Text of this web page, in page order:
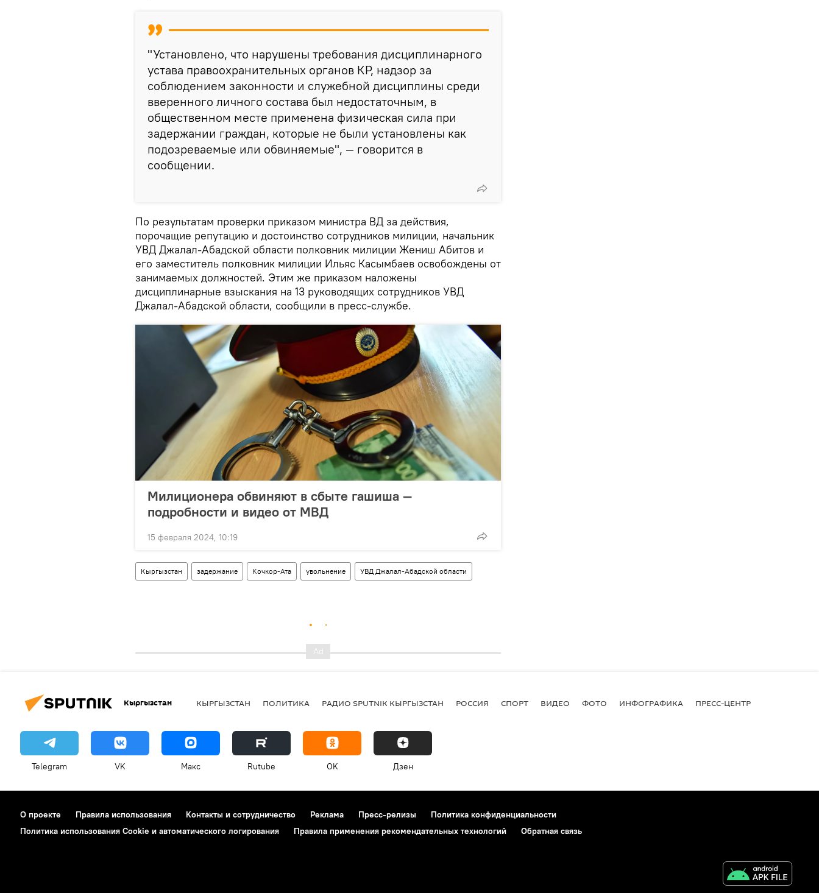
"Установлено, что нарушены требования дисциплинарного
устава правоохранительных органов КР, надзор за
соблюдением законности и служебной дисциплины среди
вверенного личного состава был недостаточным, в
общественном месте применена физическая сила при
задержании граждан, которые не были установлены как
подозреваемые или обвиняемые", — говорится в
сообщении.
По результатам проверки приказом министра ВД за действия,
порочащие репутацию и достоинство сотрудников милиции, начальник
УВД Джалал-Абадской области полковник милиции Жениш Абитов и
его заместитель полковник милиции Ильяс Касымбаев освобождены от
занимаемых должностей. Этим же приказом наложены
дисциплинарные взыскания на 13 руководящих сотрудников УВД
Джалал-Абадской области, сообщили в пресс-службе.
Милиционера обвиняют в сбыте гашиша —
подробности и видео от МВД
15 февраля 2024, 10:19
Кыргызстан задержание Кочкор-Ата увольнение УВД Джалал-Абадской области
Кыргызстан КЫРГЫЗСТАН ПОЛИТИКА РАДИО SPUTNIK КЫРГЫЗСТАН РОССИЯ СПОРТ ВИДЕО ФОТО ИНФОГРАФИКА ПРЕСС-ЦЕНТР
Telegram VK Макс Rutube OK Дзен
О проекте Правила использования Контакты и сотрудничество Реклама Пресс-релизы
Политика конфиденциальности
Политика использования Cookie и автоматического логирования
Правила применения рекомендательных технологий Обратная связь